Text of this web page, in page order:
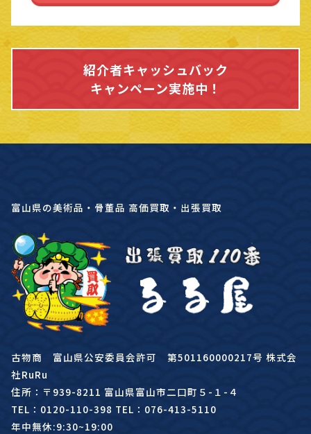
紹介者キャッシュバック
キャンペーン実施中！
富山県の美術品・骨董品 高価買取・出張買取
古物商 富山県公安委員会許可 第501160000217号 株式会
社RuRu
住所：〒939-8211 富山県富山市二口町５-１-４
TEL：0120-110-398 TEL：076-413-5110
年中無休:9:30~19:00